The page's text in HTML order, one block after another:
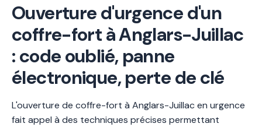
Ouverture d'urgence d'un
coffre-fort à Anglars-Juillac
: code oublié, panne
électronique, perte de clé
L'ouverture de coffre-fort à Anglars-Juillac en urgence
fait appel à des techniques précises permettant